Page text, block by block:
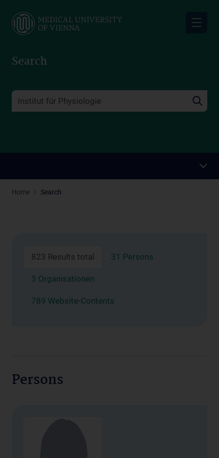
main
Search
Home Search
823 Results total 31 Persons
3 Organisationen
789 Website-Contents
Persons